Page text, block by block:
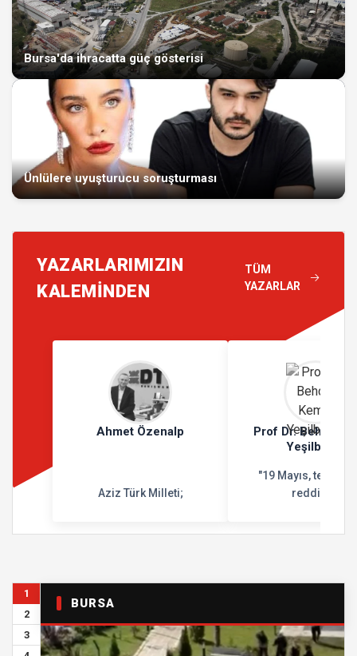
Bursa'da ihracatta güç gösterisi
Ünlülere uyuşturucu soruşturması
YAZARLARIMIZIN
KALEMİNDEN
TÜM
YAZARLAR
Ahmet Özenalp
Aziz Türk Milleti;
Prof Dr. Behçet
Yeşilbursa
"19 Mayıs,
reddidir"
1
2
3
BURSA